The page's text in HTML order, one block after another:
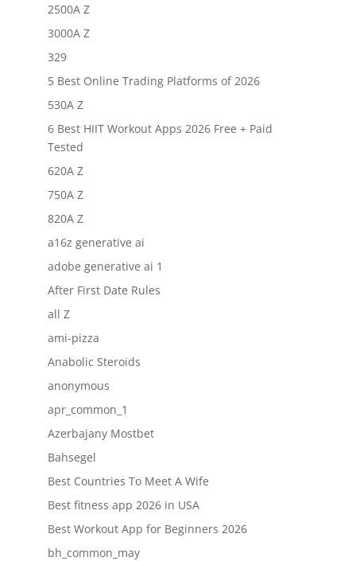
2500A Z
3000A Z
329
5 Best Online Trading Platforms of 2026
530A Z
6 Best HIIT Workout Apps 2026 Free + Paid
Tested
620A Z
750A Z
820A Z
a16z generative ai
adobe generative ai 1
After First Date Rules
all Z
ami-pizza
Anabolic Steroids
anonymous
apr_common_1
Azerbajany Mostbet
Bahsegel
Best Countries To Meet A Wife
Best fitness app 2026 in USA
Best Workout App for Beginners 2026
bh_common_may